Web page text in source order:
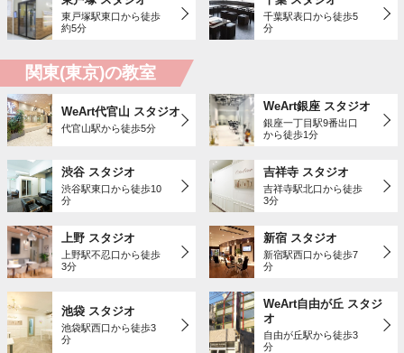
東戸塚駅東口から徒歩
約5分
千葉駅表口から徒歩5
分
関東(東京)の教室
WeArt代官山 スタジオ
代官山駅から徒歩5分
WeArt銀座 スタジオ
銀座一丁目駅9番出口
から徒歩1分
渋谷 スタジオ
渋谷駅東口から徒歩10
分
吉祥寺 スタジオ
吉祥寺駅北口から徒歩
3分
上野 スタジオ
上野駅不忍口から徒歩
3分
新宿 スタジオ
新宿駅西口から徒歩7
分
池袋 スタジオ
池袋駅西口から徒歩3
分
WeArt自由が丘 スタジ
オ
自由が丘駅から徒歩3
分